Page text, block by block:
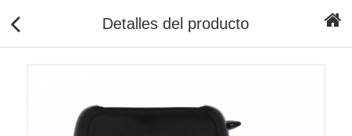
Detalles del producto